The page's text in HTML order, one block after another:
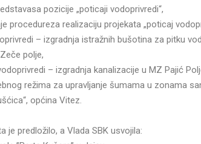
pozicije „poticaji vodoprivredi“,
procedureza realizaciju projekata „poticaj
– izgradnja istražnih bušotina za pitku
polje,
– izgradnja kanalizacije u MZ Pajić
režima za upravljanje šumama u zonama
općina Vitez.
je predložilo, a Vlada SBK usvojila: